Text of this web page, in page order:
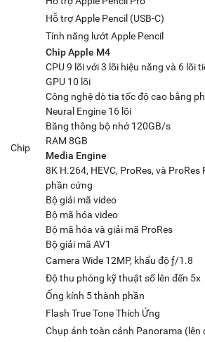
Hỗ trợ Apple Pencil (USB‑C)
Tính năng lướt Apple Pencil
Chip
Chip Apple M4
CPU 9 lõi với 3 lõi hiệu năng và 6 lõi
GPU 10 lõi
Công nghệ dò tia tốc độ cao bằng
Neural Engine 16 lõi
Băng thông bộ nhớ 120GB/s
RAM 8GB
Media Engine
8K H.264, HEVC, ProRes, và
phần cứng
Bộ giải mã video
Bộ mã hóa video
Bộ mã hóa và giải mã ProRes
Bộ giải mã AV1
Camera Wide 12MP, khẩu độ ƒ/1.8
Độ thu phóng kỹ thuật số lên đến 5x
Ống kính 5 thành phần
Flash True Tone Thích Ứng
Chụp ảnh toàn cảnh Panorama (lên